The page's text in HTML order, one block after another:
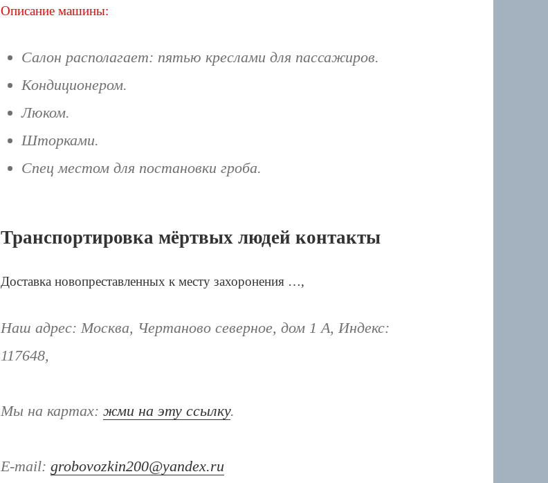
Описание машины:
Салон располагает: пятью креслами для пассажиров.
Кондиционером.
Люком.
Шторками.
Спец местом для постановки гроба.
Транспортировка мёртвых людей контакты
Доставка новопреставленных к месту захоронения …,
Наш адрес: Москва, Чертаново северное, дом 1 А, Индекс:
117648,
Мы на картах:жми на эту ссылку.
E-mail:grobovozkin200@yandex.ru